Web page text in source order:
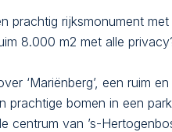
prachtig rijksmonument
8.000 m2 met alle
‘Mariënberg’, een ruim
prachtige bomen in een
centrum van ’s-